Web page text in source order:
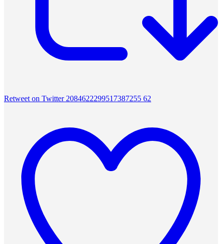
Retweet on Twitter 2084622299517387255 62